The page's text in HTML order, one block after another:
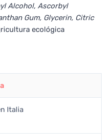
Alcohol, Ascorbyl
Gum, Glycerin, Citric
ecológica
Italia